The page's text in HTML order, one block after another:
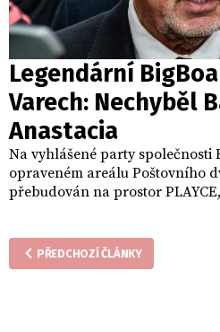
Legendární
Varech: Nechyběl
Anastacia
Na vyhlášené party společnosti
opraveném areálu Poštovního
přebudován na prostor
Libor Bouček a na němž jako
vystoupila americká zpěvačka
PŘEDCHOZÍ ČLÁNKY